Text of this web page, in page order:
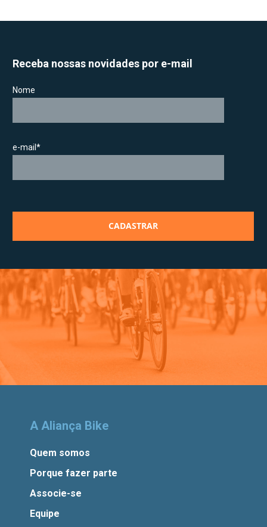
Receba nossas novidades por e-mail
Nome
e-mail*
A Aliança Bike
Quem somos
Porque fazer parte
Associe-se
Equipe